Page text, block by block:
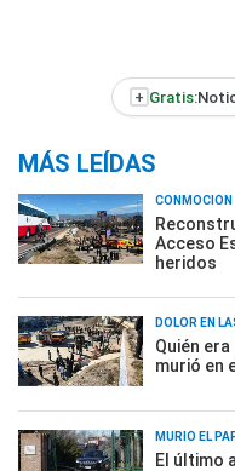
+ Gratis:
MÁS LEÍDAS
CONMOCIÓN
Acceso
heridos
DOLOR EN
Quién
murió en
MURIÓ EL
El último